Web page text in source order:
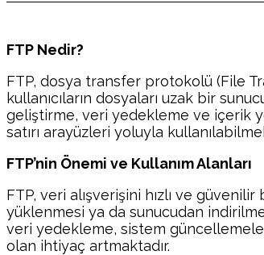
FTP Nedir?
FTP, dosya transfer protokolü (File
kullanıcıların dosyaları uzak bir
geliştirme, veri yedekleme ve içerik
satırı arayüzleri yoluyla
FTP’nin Önemi ve Kullanım Alanları
FTP, veri alışverişini hızlı ve
yüklenmesi ya da sunucudan
veri yedekleme, sistem
olan ihtiyaç artmaktadır.